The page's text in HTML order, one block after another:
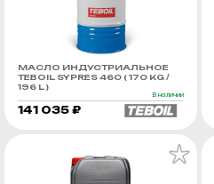
МАСЛО ИНДУСТРИАЛЬНОЕ
TEBOIL SYPRES 460 ( 170 KG /
196 L )
В наличии
141 035 ₽